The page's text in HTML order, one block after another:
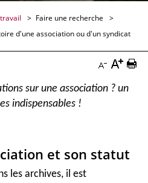
Faire une recherche
d'une association ou d'un syndicat
Diminuer
la
texte
la
sur une association ? un
indispensables !
et son statut
les archives, il est